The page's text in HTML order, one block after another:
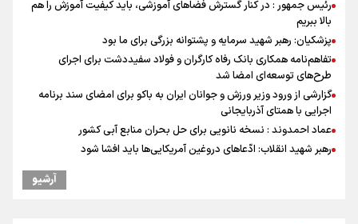
رئیس جمهور : در کنار گسترش فضاهای آموزشی، باید کیفیت آموزش را هم
بالا ببریم
پزشکیان: رهبر شهید سرمایه و پشتوانه بزرگی برای ما بود
تفاهم‌نامه همکاری بانک رفاه کارگران و فولاد سفیددشت برای اجرای
طرح‌های توسعه‌ای امضا شد
گزارشی از ورود وزیر ورزش و جوانان ایران به باکو برای امضای سند برنامه
اجرایی با همتای آذربایجانی
عماد احمدوند : نسخه نانویی برای حل بحران منابع آبی کشور
رهبر شهید انقلاب: ادّعاهای دروغین آمریکایی‌ها باید افشا شود
یحیی سریع: در عملیاتی گسترده تجمعات نظامی وابسته به عربستان را
آرشیو